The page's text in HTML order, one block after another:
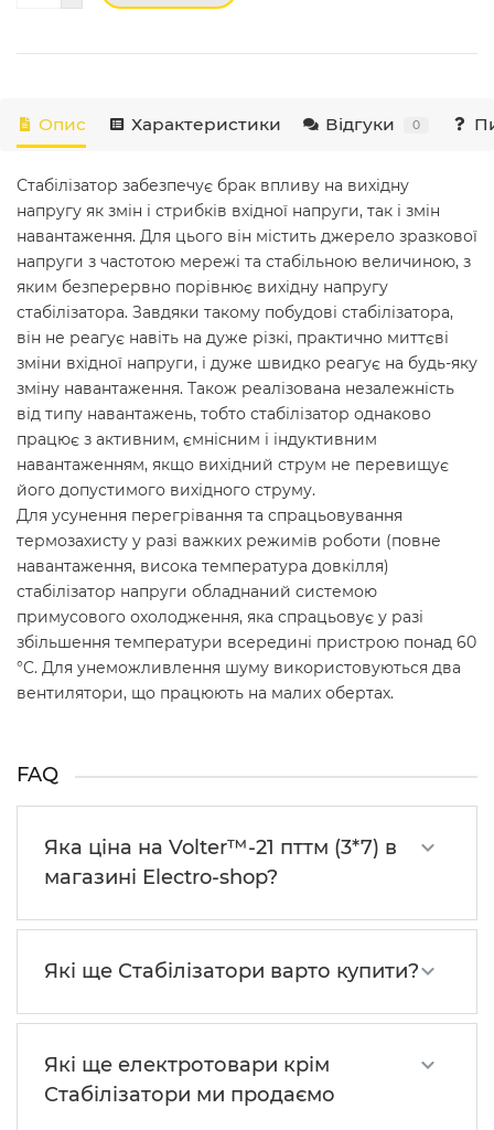
Опис Характеристики Відгуки 0
Стабілізатор забезпечує брак впливу на вихідну
напругу як змін і стрибків вхідної напруги, так і змін
навантаження. Для цього він містить джерело зразкової
напруги з частотою мережі та стабільною величиною, з
яким безперервно порівнює вихідну напругу
стабілізатора. Завдяки такому побудові стабілізатора,
він не реагує навіть на дуже різкі, практично миттєві
зміни вхідної напруги, і дуже швидко реагує на будь-яку
зміну навантаження. Також реалізована незалежність
від типу навантажень, тобто стабілізатор однаково
працює з активним, ємнісним і індуктивним
навантаженням, якщо вихідний струм не перевищує
його допустимого вихідного струму.
Для усунення перегрівання та спрацьовування
термозахисту у разі важких режимів роботи (повне
навантаження, висока температура довкілля)
стабілізатор напруги обладнаний системою
примусового охолодження, яка спрацьовує у разі
збільшення температури всередині пристрою понад 60
°C. Для унеможливлення шуму використовуються два
вентилятори, що працюють на малих обертах.
FAQ
Яка ціна на Volter™-21 пттм (3*7) в
магазині Electro-shop?
Які ще Стабілізатори варто купити?
Які ще електротовари крім
Стабілізатори ми продаємо